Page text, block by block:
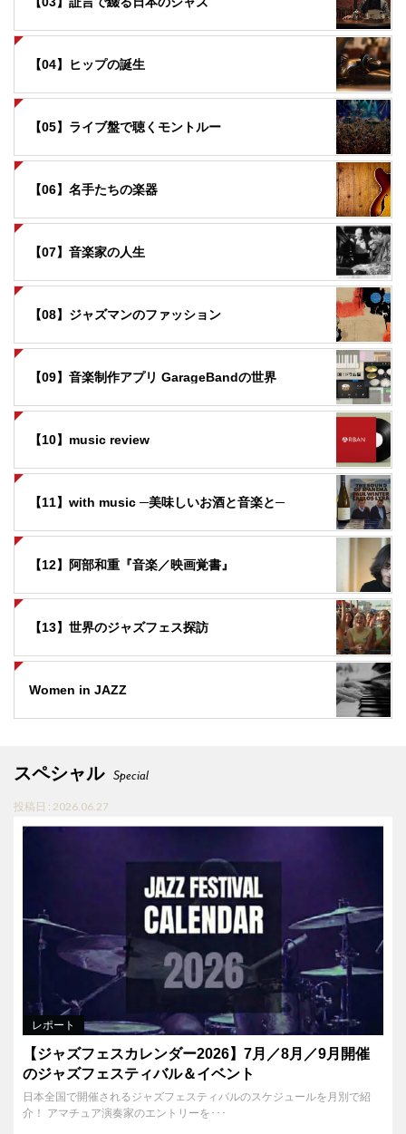
【04】ヒップの誕生
【05】ライブ盤で聴くモントルー
【06】名手たちの楽器
【07】音楽家の人生
【08】ジャズマンのファッション
【09】音楽制作アプリ GarageBandの世界
【10】music review
【11】with music ─美味しいお酒と音楽と─
【12】阿部和重『音楽／映画覚書』
【13】世界のジャズフェス探訪
Women in JAZZ
スペシャル Special
投稿日 : 2026.06.27
レポート
【ジャズフェスカレンダー2026】7月／8月／9月開催
のジャズフェスティバル＆イベント
日本全国で開催されるジャズフェスティバルのスケジュールを月別で紹
介！ アマチュア演奏家のエントリーを･･･